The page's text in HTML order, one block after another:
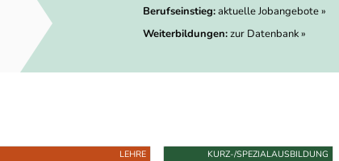
Berufseinstieg:aktuelle Jobangebote »
Weiterbildungen:zur Datenbank »
LEHRE KURZ-/SPEZIALAUSBILDUNG